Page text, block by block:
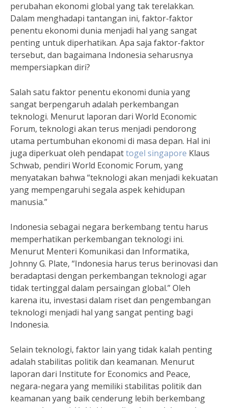
perubahan ekonomi global yang tak terelakkan.
Dalam menghadapi tantangan ini, faktor-faktor
penentu ekonomi dunia menjadi hal yang sangat
penting untuk diperhatikan. Apa saja faktor-faktor
tersebut, dan bagaimana Indonesia seharusnya
mempersiapkan diri?
Salah satu faktor penentu ekonomi dunia yang
sangat berpengaruh adalah perkembangan
teknologi. Menurut laporan dari World Economic
Forum, teknologi akan terus menjadi pendorong
utama pertumbuhan ekonomi di masa depan. Hal ini
juga diperkuat oleh pendapattogel singapore Klaus
Schwab, pendiri World Economic Forum, yang
menyatakan bahwa “teknologi akan menjadi kekuatan
yang mempengaruhi segala aspek kehidupan
manusia.”
Indonesia sebagai negara berkembang tentu harus
memperhatikan perkembangan teknologi ini.
Menurut Menteri Komunikasi dan Informatika,
Johnny G. Plate, “Indonesia harus terus berinovasi dan
beradaptasi dengan perkembangan teknologi agar
tidak tertinggal dalam persaingan global.” Oleh
karena itu, investasi dalam riset dan pengembangan
teknologi menjadi hal yang sangat penting bagi
Indonesia.
Selain teknologi, faktor lain yang tidak kalah penting
adalah stabilitas politik dan keamanan. Menurut
laporan dari Institute for Economics and Peace,
negara-negara yang memiliki stabilitas politik dan
keamanan yang baik cenderung lebih berkembang